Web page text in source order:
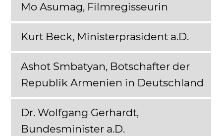
Mo Asumag, Filmregisseurin
Kurt Beck, Ministerpräsident a.D.
Ashot Smbatyan, Botschafter der
Republik Armenien in Deutschland
Dr. Wolfgang Gerhardt,
Bundesminister a.D.